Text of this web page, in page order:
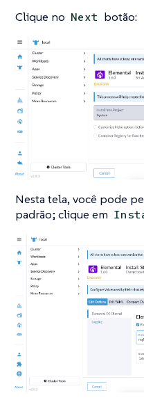
Clique no Next botão:
Nesta tela, você pode
padrão; clique em